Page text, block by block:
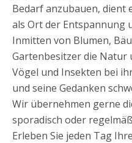
Bedarf anzubauen, dient
als Ort der Entspannung
Inmitten von Blumen,
Gartenbesitzer die Natur
Vögel und Insekten bei
und seine Gedanken
Wir übernehmen gerne
sporadisch oder
Erleben Sie jeden Tag